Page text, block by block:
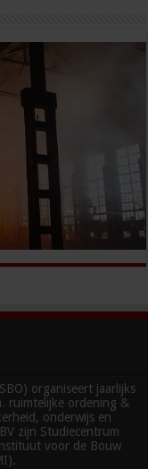
organiseert jaarlijks
ruimtelijke ordening &
onderwijs en
zijn Studiecentrum
voor de Bouw